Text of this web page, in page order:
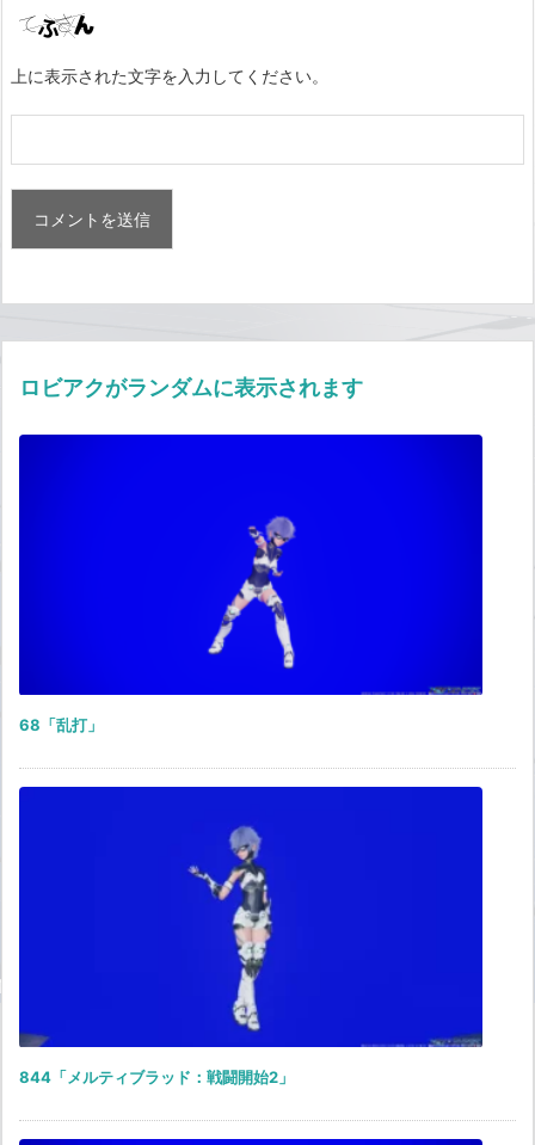
上に表示された文字を入力してください。
ロビアクがランダムに表示されます
68「乱打」
844「メルティブラッド：戦闘開始2」